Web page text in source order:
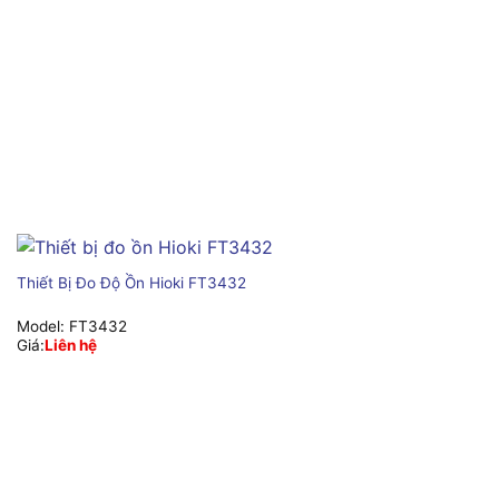
Thiết Bị Đo Độ Ồn Hioki FT3432
Model: FT3432
Giá:Liên hệ